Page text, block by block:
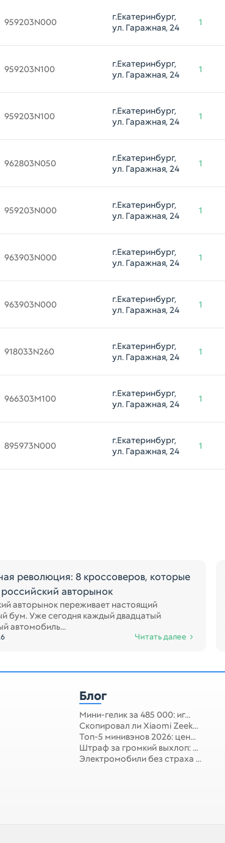
959203N000
г.Екатеринбург,
ул. Гаражная, 24
1
959203N100
г.Екатеринбург,
ул. Гаражная, 24
1
959203N100
г.Екатеринбург,
ул. Гаражная, 24
1
962803N050
г.Екатеринбург,
ул. Гаражная, 24
1
959203N000
г.Екатеринбург,
ул. Гаражная, 24
1
963903N000
г.Екатеринбург,
ул. Гаражная, 24
1
963903N000
г.Екатеринбург,
ул. Гаражная, 24
1
918033N260
г.Екатеринбург,
ул. Гаражная, 24
1
966303M100
г.Екатеринбург,
ул. Гаражная, 24
1
895973N000
г.Екатеринбург,
ул. Гаражная, 24
1
революция: 8 кроссоверов, которые
авторынок
авторынок переживает настоящий
бум. Уже сегодня каждый двадцатый
автомобиль...
Читать далее
Блог
Мини-гелик за 485 000: иг...
Скопировал ли Xiaomi Zeek...
Топ-5 минивэнов 2026: цен...
Штраф за громкий выхлоп: ...
Электромобили без страха ...